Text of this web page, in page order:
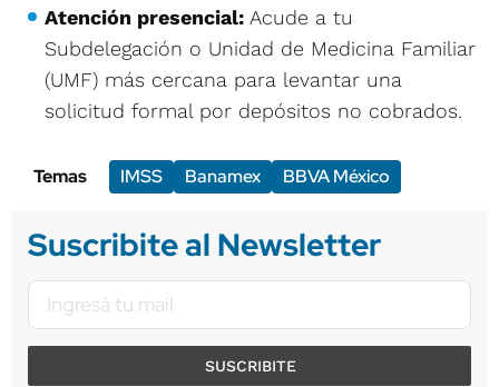
Atención presencial: Acude a tu
Subdelegación o Unidad de Medicina Familiar
(UMF) más cercana para levantar una
solicitud formal por depósitos no cobrados.
Temas IMSS Banamex BBVA México
Suscribite al Newsletter
SUSCRIBITE